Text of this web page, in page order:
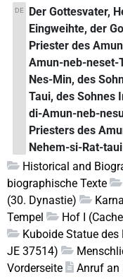
DE
Der Gottesvater,
Eingweihte, der
Priester des
Amun-neb-neset-
Nes-Min, des
Taui, des Sohnes
di-Amun-neb-
Priesters des
Nehem-si-Rat-
Historical and
biographische Texte
(30. Dynastie)
Tempel
Hof I
Kuboide Statue des
JE 37514)
Vorderseite
Anruf an